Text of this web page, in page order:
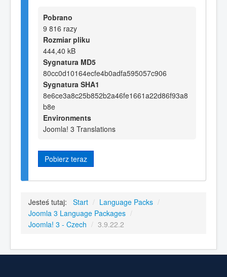
Pobrano
9 816 razy
Rozmiar pliku
444,40 kB
Sygnatura MD5
80cc0d10164ecfe4b0adfa595057c906
Sygnatura SHA1
8e6ce3a8c25b852b2a46fe1661a22d86f93a8
b8e
Environments
Joomla! 3 Translations
Pobierz teraz
Jesteś tutaj: Start / Language Packs /
Joomla 3 Language Packages /
Joomla! 3 - Czech / 3.9.22.2